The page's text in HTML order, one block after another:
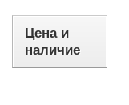
Цена и
наличие